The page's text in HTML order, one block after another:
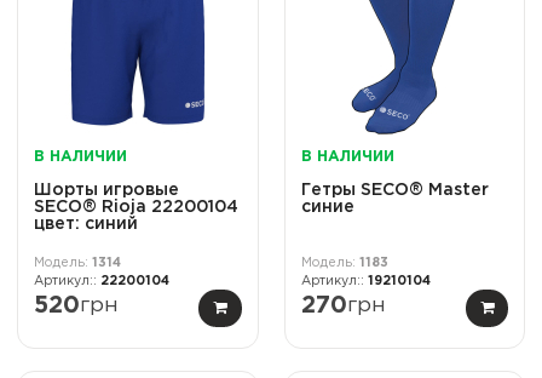
В НАЛИЧИИ
Шорты игровые
SECO® Rioja 22200104
цвет: синий
1314
22200104
520грн
В НАЛИЧИИ
Гетры SECO® Master
синие
1183
19210104
270грн